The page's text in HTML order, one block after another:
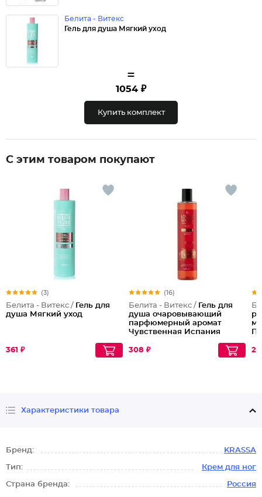
Белита - Витекс
Гель для душа Мягкий уход
=
1054 ₽
Купить комплект
С этим товаром покупают
(3)
Белита - Витекс / Гель для
душа Мягкий уход
361 ₽
(16)
Белита - Витекс / Гель для
душа очаровывающий
парфюмерный аромат
Чувственная Испания
308 ₽
Характеристики товара
Бренд: KRASSA
Тип: Крем для ног
Страна бренда: Россия